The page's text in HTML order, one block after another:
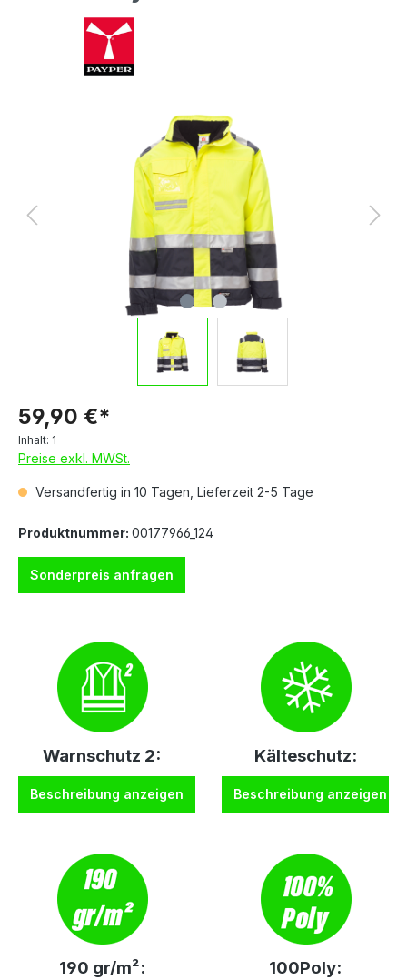
59,90 €*
Inhalt: 1
Preise exkl. MWSt.
Versandfertig in 10 Tagen, Lieferzeit 2-5 Tage
Produktnummer: 00177966_124
Sonderpreis anfragen
Warnschutz 2:
Beschreibung anzeigen
Kälteschutz:
Beschreibung anzeigen
190 gr/m²: 100Poly: